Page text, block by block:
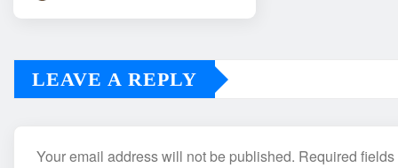
LEAVE A REPLY
Your email address will not be published. Required